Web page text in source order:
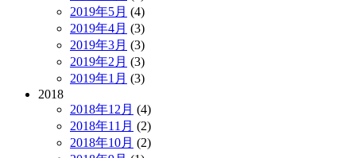
2019年5月 (4)
2019年4月 (3)
2019年3月 (3)
2019年2月 (3)
2019年1月 (3)
2018
2018年12月 (4)
2018年11月 (2)
2018年10月 (2)